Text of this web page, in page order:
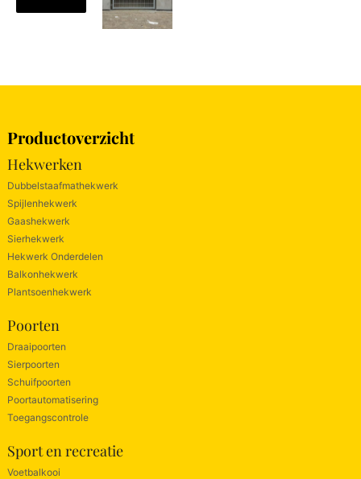
Productoverzicht
Hekwerken
Dubbelstaafmathekwerk
Spijlenhekwerk
Gaashekwerk
Sierhekwerk
Hekwerk Onderdelen
Balkonhekwerk
Plantsoenhekwerk
Poorten
Draaipoorten
Sierpoorten
Schuifpoorten
Poortautomatisering
Toegangscontrole
Sport en recreatie
Voetbalkooi